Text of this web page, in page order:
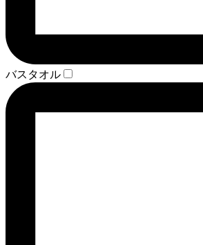
バスタオル